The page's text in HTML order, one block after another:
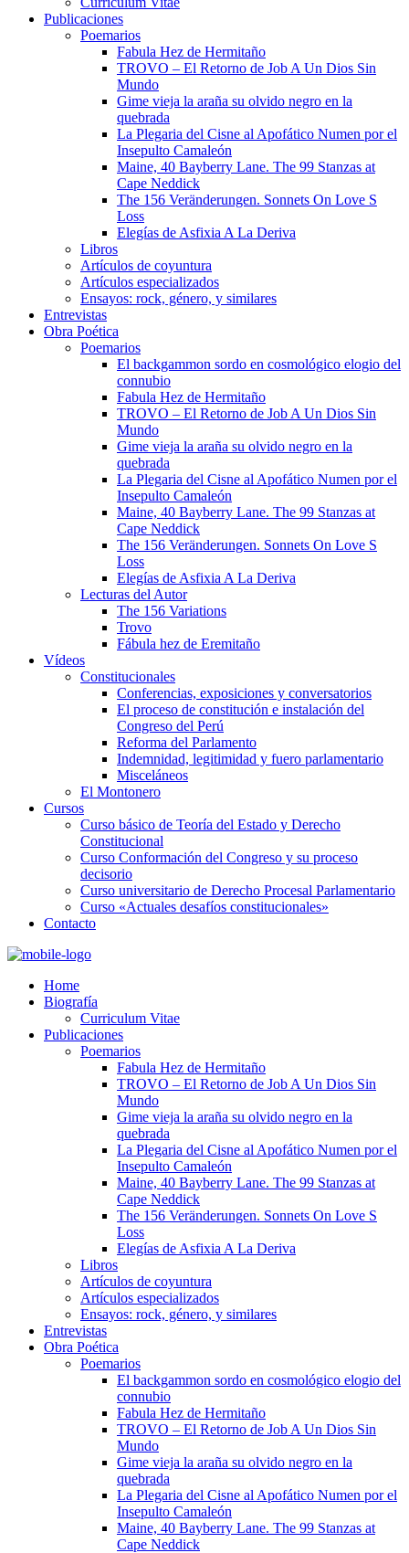
Publicaciones
Poemarios
Fabula Hez de Hermitaño
TROVO – El Retorno de Job A Un Dios Sin
Mundo
Gime vieja la araña su olvido negro en la
quebrada
La Plegaria del Cisne al Apofático Numen por el
Insepulto Camaleón
Maine, 40 Bayberry Lane. The 99 Stanzas at
Cape Neddick
The 156 Veränderungen. Sonnets On Love S
Loss
Elegías de Asfixia A La Deriva
Libros
Artículos de coyuntura
Artículos especializados
Ensayos: rock, género, y similares
Entrevistas
Obra Poética
Poemarios
El backgammon sordo en cosmológico elogio del
connubio
Fabula Hez de Hermitaño
TROVO – El Retorno de Job A Un Dios Sin
Mundo
Gime vieja la araña su olvido negro en la
quebrada
La Plegaria del Cisne al Apofático Numen por el
Insepulto Camaleón
Maine, 40 Bayberry Lane. The 99 Stanzas at
Cape Neddick
The 156 Veränderungen. Sonnets On Love S
Loss
Elegías de Asfixia A La Deriva
Lecturas del Autor
The 156 Variations
Trovo
Fábula hez de Eremitaño
Vídeos
Constitucionales
Conferencias, exposiciones y conversatorios
El proceso de constitución e instalación del
Congreso del Perú
Reforma del Parlamento
Indemnidad, legitimidad y fuero parlamentario
Misceláneos
El Montonero
Cursos
Curso básico de Teoría del Estado y Derecho
Constitucional
Curso Conformación del Congreso y su proceso
decisorio
Curso universitario de Derecho Procesal Parlamentario
Curso «Actuales desafíos constitucionales»
Contacto
Home
Biografía
Curriculum Vitae​
Publicaciones
Poemarios
Fabula Hez de Hermitaño
TROVO – El Retorno de Job A Un Dios Sin
Mundo
Gime vieja la araña su olvido negro en la
quebrada
La Plegaria del Cisne al Apofático Numen por el
Insepulto Camaleón
Maine, 40 Bayberry Lane. The 99 Stanzas at
Cape Neddick
The 156 Veränderungen. Sonnets On Love S
Loss
Elegías de Asfixia A La Deriva
Libros
Artículos de coyuntura
Artículos especializados
Ensayos: rock, género, y similares
Entrevistas
Obra Poética
Poemarios
El backgammon sordo en cosmológico elogio del
connubio
Fabula Hez de Hermitaño
TROVO – El Retorno de Job A Un Dios Sin
Mundo
Gime vieja la araña su olvido negro en la
quebrada
La Plegaria del Cisne al Apofático Numen por el
Insepulto Camaleón
Maine, 40 Bayberry Lane. The 99 Stanzas at
Cape Neddick